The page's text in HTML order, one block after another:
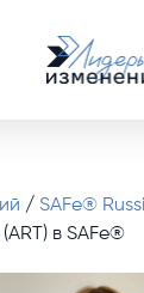
/ SAFe®
в SAFe®